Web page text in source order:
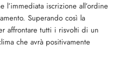
l’immediata iscrizione all’ordine
Superando così la
affrontare tutti i risvolti di un
che avrà positivamente